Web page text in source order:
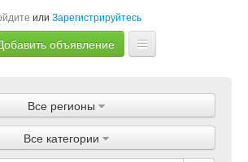
или Зарегистрируйтесь
объявление
Объявления
Магазины
Все регионы
Все категории